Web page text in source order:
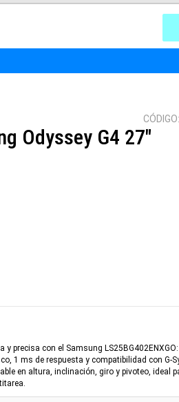
CÓDIGO:
Odyssey G4 27"
y precisa con el Samsung
1 ms de respuesta y compatibilidad con G-
en altura, inclinación, giro y pivoteo, ideal